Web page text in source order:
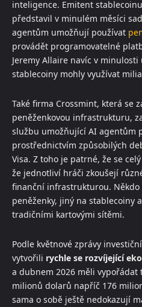
inteligence. Emitent
představil v minulém měsíci
agentům umožňují používat
provádět programovatelné
Jeremy Allaire navíc v
stablecoiny mohly využívat
Také firma Crossmint, která se
peněženkovou infrastrukturu,
službu umožňující AI agentům
prostřednictvím způsobilých
Visa. Z toho je patrné, že se
že jednotliví hráči zkoušejí
finanční infrastrukturou. Někdo
peněženky, jiný na stablecoiny
tradičními kartovými sítěmi.
Podle květnové zprávy
vytvořili rychle se rozvíjející
a dubnem 2026 měli vypořádat
milionů dolarů napříč 176
sama o sobě ještě nedokazují